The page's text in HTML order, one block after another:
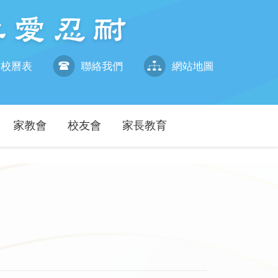
校曆表 聯絡我們 網站地圖
家教會 校友會 家長教育